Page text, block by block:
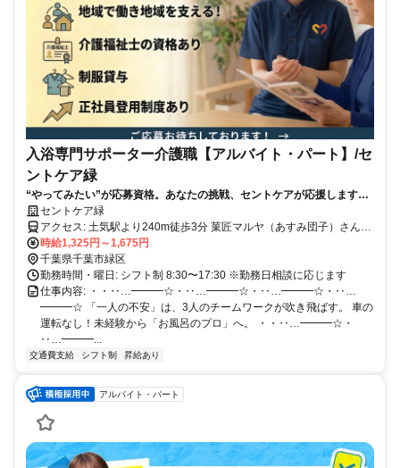
入浴専門サポーター介護職【アルバイト・パート】/セ
ントケア緑
“やってみたい”が応募資格。あなたの挑戦、セントケアが応援します！
日曜休み・働きやすさもやりがいも
セントケア緑
アクセス: 土気駅より240m徒歩3分 菓匠マルヤ（あすみ団子）さん隣
り <マイカー通勤可/駐車場完備>
時給1,325円～1,675円
千葉県千葉市緑区
勤務時間・曜日: シフト制 8:30〜17:30 ※勤務日相談に応じます
仕事内容: ・・‥…━━━☆・‥…━━━☆・‥…━━━☆・‥…
━━━☆ 「一人の不安」は、3人のチームワークが吹き飛ばす。 車の
運転なし！未経験から「お風呂のプロ」へ。 ・・‥…━━━☆・
‥…━━━...
交通費支給 シフト制 昇給あり
アルバイト・パート